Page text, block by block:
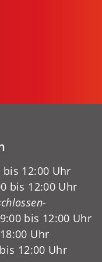
12:00 Uhr
bis 12:00 Uhr
bis 12:00 Uhr
Uhr
12:00 Uhr